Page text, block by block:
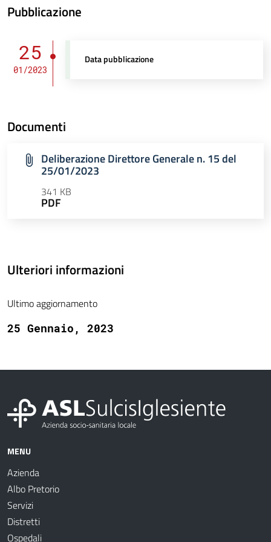
Pubblicazione
25
01/2023
Data pubblicazione
Documenti
Deliberazione Direttore Generale n. 15 del
25/01/2023
341 KB
PDF
Ulteriori informazioni
Ultimo aggiornamento
25 Gennaio, 2023
MENU
Azienda
Albo Pretorio
Servizi
Distretti
Ospedali